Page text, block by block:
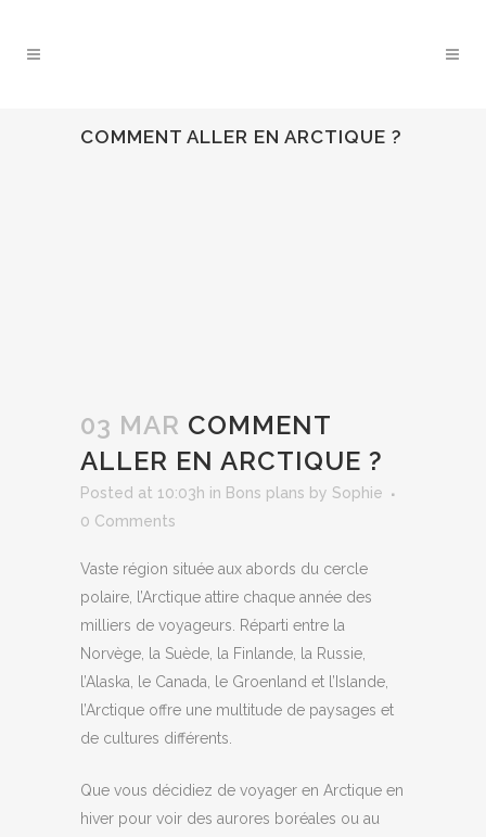
COMMENT ALLER EN ARCTIQUE ?
03 MAR COMMENT
ALLER EN ARCTIQUE ?
Posted at 10:03h in Bons plans by Sophie
0 Comments
Vaste région située aux abords du cercle
polaire, l’Arctique attire chaque année des
milliers de voyageurs. Réparti entre la
Norvège, la Suède, la Finlande, la Russie,
l’Alaska, le Canada, le Groenland et l’Islande,
l’Arctique offre une multitude de paysages et
de cultures différents.
Que vous décidiez de voyager en Arctique en
hiver pour voir des aurores boréales ou au